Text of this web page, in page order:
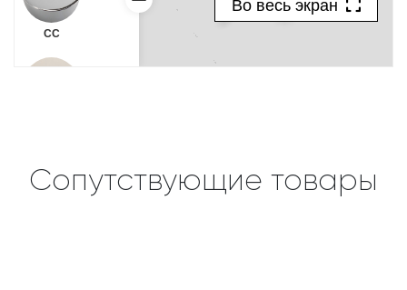
Сопутствующие товары